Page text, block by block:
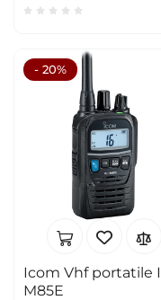
- 20%
Icom Vhf portatile
M85E